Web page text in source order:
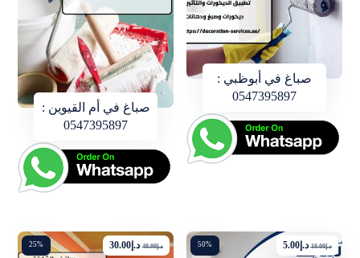
صباغ في أبوظبي :
0547395897
صباغ في أم القيوين :
0547395897
50% د.إ10.00 د.إ5.00
25% د.إ40.00 د.إ30.00